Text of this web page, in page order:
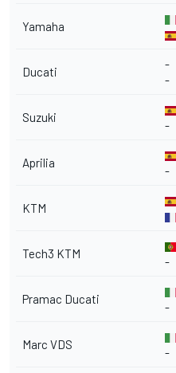
Yamaha
Ducati
-
-
Suzuki
-
Aprilia
-
KTM
Tech3 KTM
-
Pramac Ducati
-
Marc VDS
-